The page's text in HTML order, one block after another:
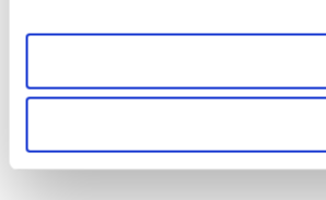
Las cookies de este sitio web se usan
combinarla con otra información que